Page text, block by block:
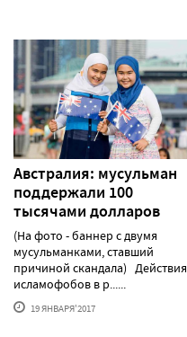
Австралия: мусульман
поддержали 100
тысячами долларов
(На фото - баннер с двумя
мусульманками, ставший
причиной скандала) Действия
исламофобов в р......
19 ЯНВАРЯ'2017